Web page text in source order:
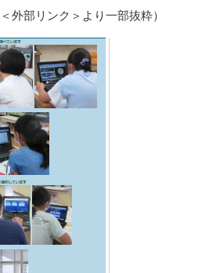
＜外部リンク＞ より一部抜粋）